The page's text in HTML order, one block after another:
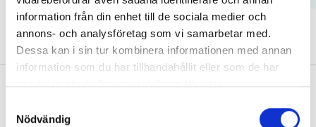
information från din enhet till de sociala medier och
annons- och analysföretag som vi samarbetar med.
Dessa kan i sin tur kombinera informationen med annan
information som du har tillhandahållit eller som de har
samlat in när du har använt deras tjänster.
Nödvändig